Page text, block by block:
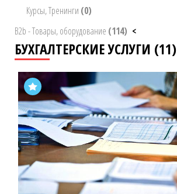
Курсы, Тренинги (0)
B2b - Товары, оборудование (114) <
БУХГАЛТЕРСКИЕ УСЛУГИ (11)